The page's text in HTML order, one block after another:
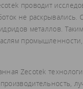
проводит
не раскрывались.
металлов.
Zecotek